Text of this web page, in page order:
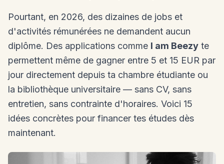
Pourtant, en 2026, des dizaines de jobs et
d'activités rémunérées ne demandent aucun
diplôme. Des applications comme I am Beezy te
permettent même de gagner entre 5 et 15 EUR par
jour directement depuis ta chambre étudiante ou
la bibliothèque universitaire — sans CV, sans
entretien, sans contrainte d'horaires. Voici 15
idées concrètes pour financer tes études dès
maintenant.